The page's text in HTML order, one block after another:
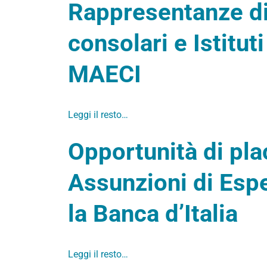
Rappresentanze
consolari e
MAECI
Leggi il resto…
Opportunità di
Assunzioni di
la Banca d’Italia
Leggi il resto…